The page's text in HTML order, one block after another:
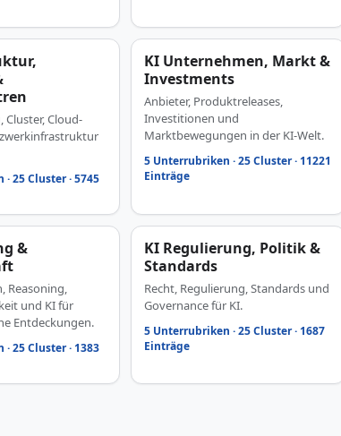
Cluster, Cloud-
25 Cluster · 5745
KI Unternehmen, Markt &
Investments
Anbieter, Produktreleases,
Investitionen und
Marktbewegungen in der KI-Welt.
5 Unterrubriken · 25 Cluster · 11221
Einträge
&
Reasoning,
und KI für
Entdeckungen.
25 Cluster · 1383
KI Regulierung, Politik &
Standards
Recht, Regulierung, Standards und
Governance für KI.
5 Unterrubriken · 25 Cluster · 1687
Einträge